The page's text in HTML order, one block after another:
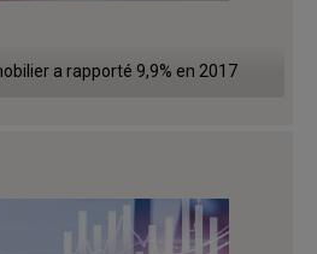
a rapporté 9,9% en 2017